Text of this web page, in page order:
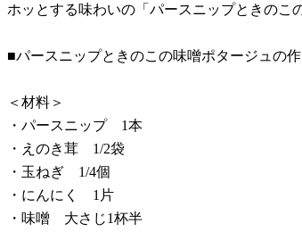
ホッとする味わいの「パースニップときのこ
■パースニップときのこの味噌ポタージュの
＜材料＞
・パースニップ 1本
・えのき茸 1/2袋
・玉ねぎ 1/4個
・にんにく 1片
・味噌 大さじ1杯半